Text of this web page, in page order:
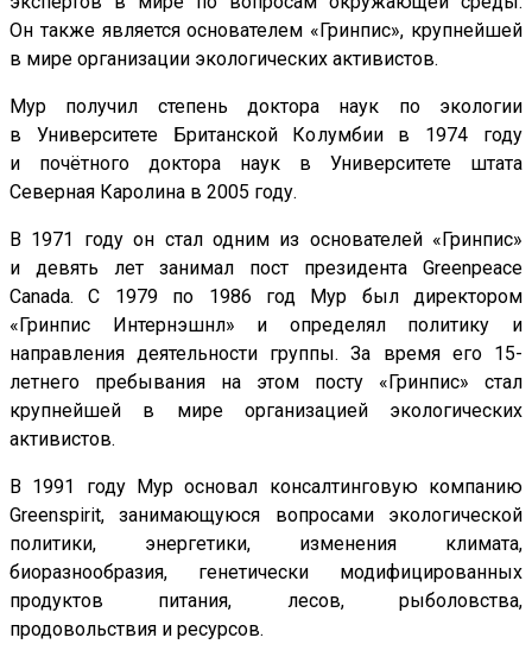
Он также является основателем «Гринпис», крупнейшей
в мире организации экологических активистов.
Мур получил степень доктора наук по экологии
в Университете Британской Колумбии в 1974 году
и почётного доктора наук в Университете штата
Северная Каролина в 2005 году.
В 1971 году он стал одним из основателей «Гринпис»
и девять лет занимал пост президента Greenpeace
Canada. С 1979 по 1986 год Мур был директором
«Гринпис Интернэшнл» и определял политику и
направления деятельности группы. За время его 15-
летнего пребывания на этом посту «Гринпис» стал
крупнейшей в мире организацией экологических
активистов.
В 1991 году Мур основал консалтинговую компанию
Greenspirit, занимающуюся вопросами экологической
политики, энергетики, изменения климата,
биоразнообразия, генетически модифицированных
продуктов питания, лесов, рыболовства,
продовольствия и ресурсов.